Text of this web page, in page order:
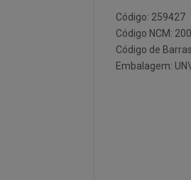
Código: 259427
Código NCM:
Código de
Embalagem: